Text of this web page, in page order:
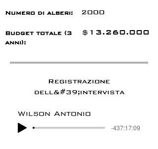
2000
Numero di alberi:
Budget totale (3
anni):
13.260.000
$
Registrazione
dell&#39;intervista
Wilson Antonio
-437:17:09